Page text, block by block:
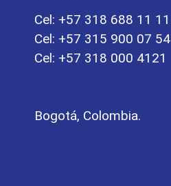
Cel: +57 318 688 11 11
Cel: +57 315 900 07 54
Cel: +57 318 000 4121
Bogotá, Colombia.